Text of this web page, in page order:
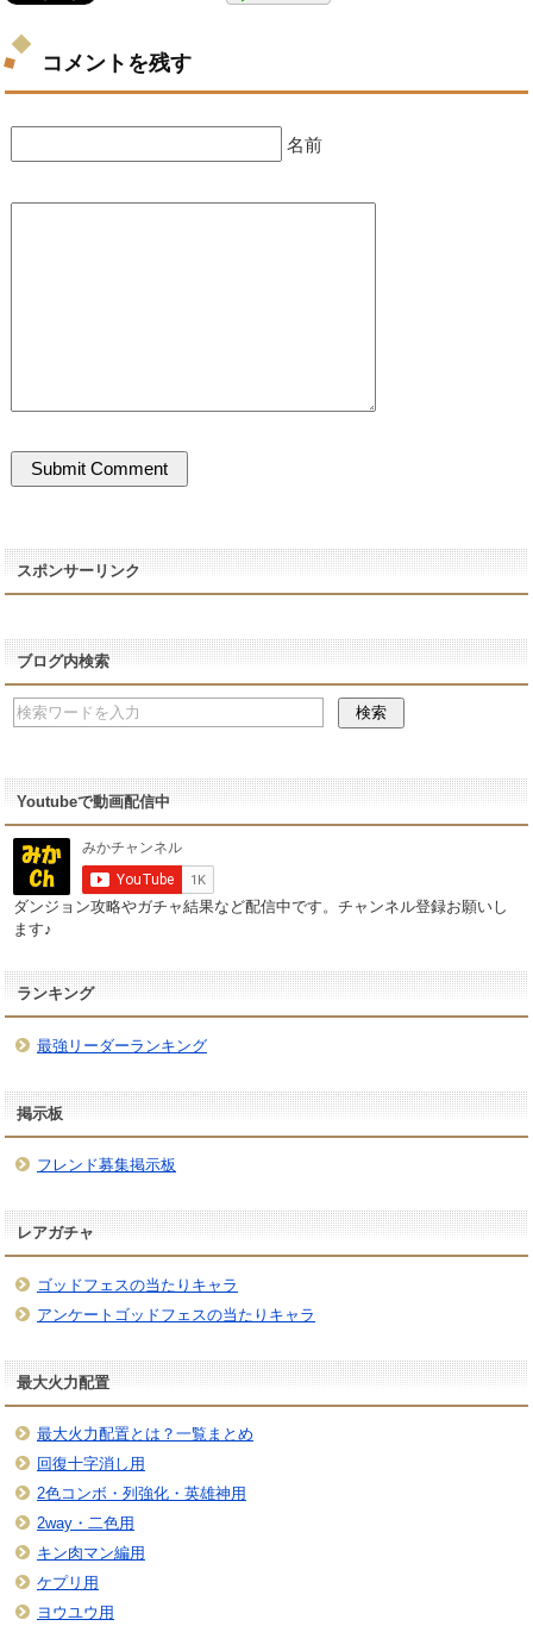
コメントを残す
名前
スポンサーリンク
ブログ内検索
Youtubeで動画配信中
ダンジョン攻略やガチャ結果など配信中です。チャンネル登録お願いし
ます♪
ランキング
最強リーダーランキング
掲示板
フレンド募集掲示板
レアガチャ
ゴッドフェスの当たりキャラ
アンケートゴッドフェスの当たりキャラ
最大火力配置
最大火力配置とは？一覧まとめ
回復十字消し用
2色コンボ・列強化・英雄神用
2way・二色用
キン肉マン編用
ケプリ用
ヨウユウ用